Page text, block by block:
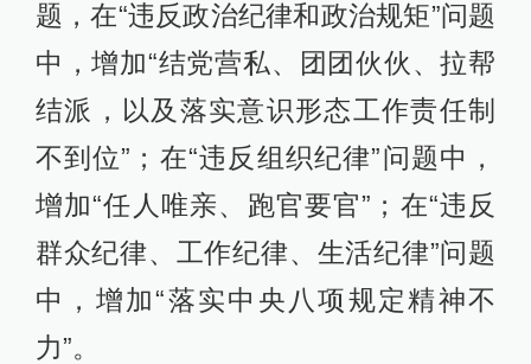
题，在“违反政治纪律和政治规矩”问题
中，增加“结党营私、团团伙伙、拉帮
结派，以及落实意识形态工作责任制
不到位”；在“违反组织纪律”问题中，
增加“任人唯亲、跑官要官”；在“违反
群众纪律、工作纪律、生活纪律”问题
中，增加“落实中央八项规定精神不
力”。